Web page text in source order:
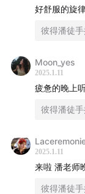
13:48
▏17:08
19:58▏But
好舒服的旋
彼得潘徒手
Moon_yes
2025.1.11
疲惫的晚上
彼得潘徒手
2025.1.11
来啦 潘老师
彼得潘徒手